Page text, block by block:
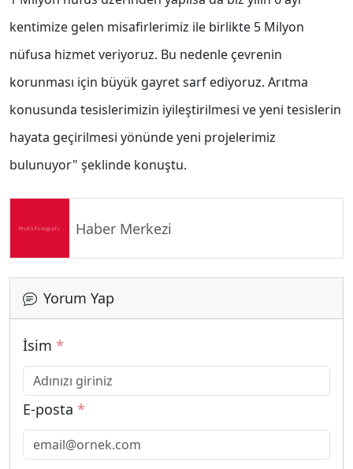
kentimize gelen misafirlerimiz ile birlikte 5 Milyon
nüfusa hizmet veriyoruz. Bu nedenle çevrenin
korunması için büyük gayret sarf ediyoruz. Arıtma
konusunda tesislerimizin iyileştirilmesi ve yeni tesislerin
hayata geçirilmesi yönünde yeni projelerimiz
bulunuyor" şeklinde konuştu.
Haber Merkezi
Yorum Yap
İsim *
E-posta *